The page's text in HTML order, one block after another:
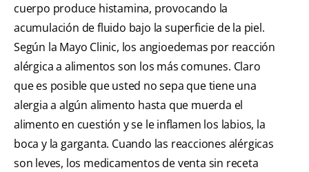
cuerpo produce histamina, provocando la
acumulación de fluido bajo la superficie de la piel.
Según la Mayo Clinic, los angioedemas por reacción
alérgica a alimentos son los más comunes. Claro
que es posible que usted no sepa que tiene una
alergia a algún alimento hasta que muerda el
alimento en cuestión y se le inflamen los labios, la
boca y la garganta. Cuando las reacciones alérgicas
son leves, los medicamentos de venta sin receta